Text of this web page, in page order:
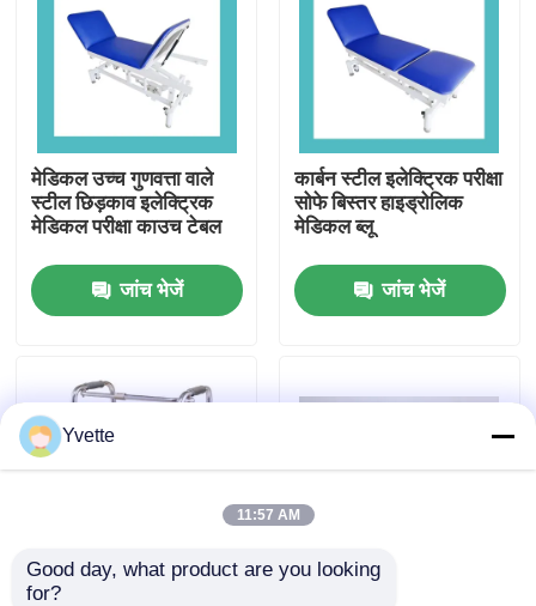
हमारे बारे में
कारखाने का दौरा
गुणवत्ता नियंत्रण
हमसे संपर्क करें
मामले
प्रसूति तालिका सहायक उपकरण
मेडिकल उच्च गुणवत्ता वाले
स्टील छिड़काव इलेक्ट्रिक
मेडिकल परीक्षा काउच टेबल
जांच भेजें
कार्बन स्टील इलेक्ट्रिक परीक्षा
सोफे बिस्तर हाइड्रोलिक
मेडिकल ब्लू
जांच भेजें
एल्युमीनियम फोल्डिंग वॉकर,
Yvette
11:57 AM
Good day, what product are you looking
for?